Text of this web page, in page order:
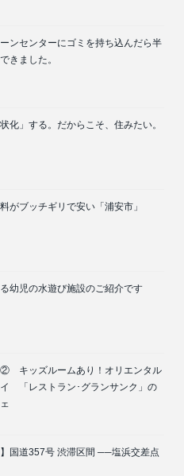
ンセンターにゴミを持ち込んだら半
きました。
化」する。だからこそ、住みたい。
がブッチギリで安い「浦安市」
幼児の水遊び施設のご紹介です
② キッズルームあり！オリエンタル
「レストラン･グランサンク」の
】国道357号 渋滞区間 ──塩浜交差点